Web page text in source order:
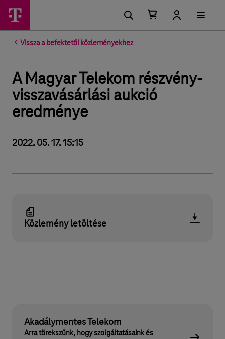
Vissza a befektetői közleményekhez
A Magyar Telekom részvény-
visszavásárlási aukció
eredménye
2022. 05. 17. 15:15
Közlemény letöltése
Akadálymentes Telekom
Arra törekszünk, hogy szolgáltatásaink és